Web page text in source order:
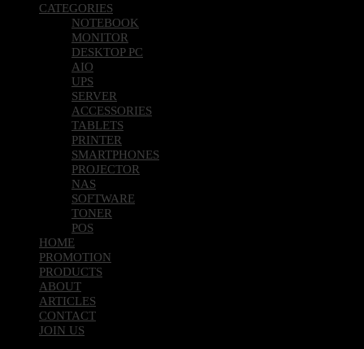
CATEGORIES
NOTEBOOK
MONITOR
DESKTOP PC
AIO
UPS
SERVER
ACCESSORIES
TABLETS
PRINTER
SMARTPHONES
PROJECTOR
NAS
SOFTWARE
TONER
POS
HOME
PROMOTION
PRODUCTS
ABOUT
ARTICLES
CONTACT
JOIN US